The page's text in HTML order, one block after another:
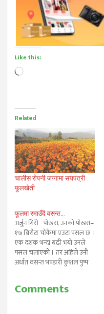
Like this:
Loading…
Related
चालीस रोपनी जग्गामा सयपत्री
फूलखेती
फूलमा रमाउँदै वसन्त…
अर्जुन गिरी - पोखरा, उनको पोखरा–
१७ बिरौटा चोकैमा एउटा पसल छ ।
एक दशक भन्दा बढी भयो उनले
पसल चलाएको । तर अहिले उनी
अर्थात वसन्त भण्डारी कुशल पुष्प
राम्रो आम्दानी नभएर होइन उनले
Comments